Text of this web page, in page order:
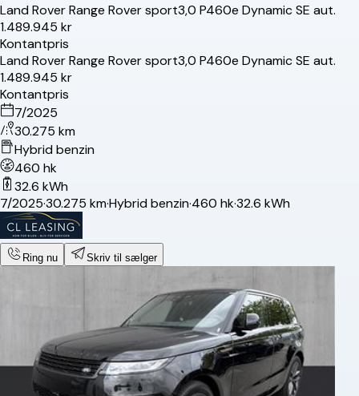
Land RoverRange Rover sport3,0 P460e Dynamic SE aut.
1.489.945 kr
Kontantpris
Land RoverRange Rover sport3,0 P460e Dynamic SE aut.
1.489.945 kr
Kontantpris
7/2025
30.275 km
Hybrid benzin
460 hk
32.6 kWh
7/2025·30.275 km·Hybrid benzin·460 hk·32.6 kWh
Ring nu Skriv til sælger